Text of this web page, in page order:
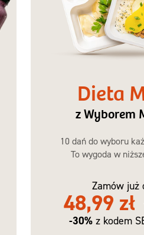
Dieta
z Wyborem
10 dań do wyboru
To wygoda w
Zamów już
48,99 zł
-30% z kodem